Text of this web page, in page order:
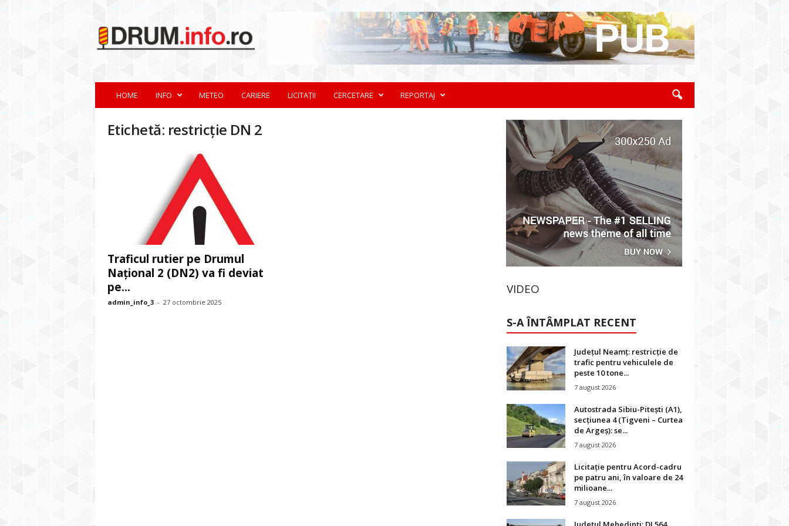
m
n
o
HOME INFO METEO CARIERE LICITAȚII CERCETARE REPORTAJ
Etichetă: restricție DN 2
Traficul rutier pe Drumul
Național 2 (DN2) va fi deviat
pe...
admin_info_3 - 27 octombrie 2025
VIDEO
S-A ÎNTÂMPLAT RECENT
Județul Neamț: restricție de
trafic pentru vehiculele de
peste 10 tone...
7 august 2026
Autostrada Sibiu-Pitești (A1),
secțiunea 4 (Tigveni – Curtea
de Argeș): se...
7 august 2026
Licitație pentru Acord-cadru
pe patru ani, în valoare de 24
milioane...
7 august 2026